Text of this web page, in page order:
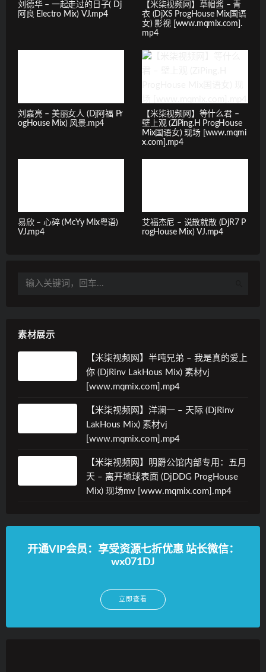
刘德华 – 一起走过的日子( Dj
阿良 Electro Mix) VJ.mp4
【米柒视频网】草帽酱 – 青
衣 (DjXS ProgHouse Mix国语
女) 影视 [www.mqmix.com].
mp4
刘嘉亮 – 美丽女人 (Dj阿福 Pr
ogHouse Mix) 风景.mp4
【米柒视频网】等什么君 –
壁上观 (ZiPing.H ProgHouse
Mix国语女) 现场 [www.mqmi
x.com].mp4
易欣 – 心碎 (McYy Mix粤语)
VJ.mp4
艾福杰尼 – 说散就散 (DjR7 P
rogHouse Mix) VJ.mp4
素材展示
【米柒视频网】半吨兄弟 – 我是真的爱上
你 (DjRinv LakHous Mix) 素材vj
[www.mqmix.com].mp4
【米柒视频网】洋澜一 – 天际 (DjRinv
LakHous Mix) 素材vj
[www.mqmix.com].mp4
【米柒视频网】明爵公馆内部专用：五月
天 – 离开地球表面 (DjDDG ProgHouse
Mix) 现场mv [www.mqmix.com].mp4
开通VIP会员：享受资源七折优惠 站长微信：
wx071DJ
立即查看